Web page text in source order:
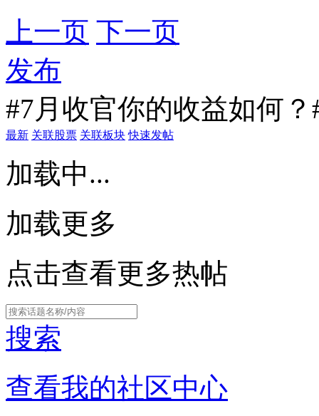
上一页 下一页
发布
#7月收官你的收益如何？
最新 关联股票 关联板块 快速发帖
加载中...
加载更多
点击查看更多热帖
搜索
查看我的社区中心